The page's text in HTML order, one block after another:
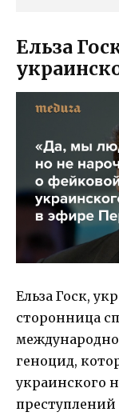
Ельза
Ельза Госк,
сторонница
геноцид,
украинского